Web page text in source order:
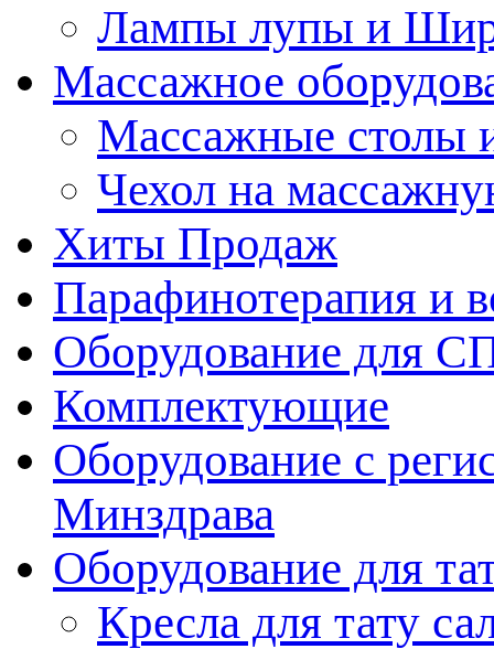
Лампы лупы и
Массажное
Массажные столы
Чехол на
Хиты Продаж
Парафинотерапия и
Оборудование для
Комплектующие
Оборудование с
Минздрава
Оборудование для
Кресла для тату